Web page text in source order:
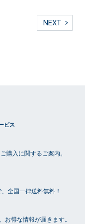
NEXT
ビス
購入に関するご案内。
全国一律送料無料！
お得な情報が届きます。